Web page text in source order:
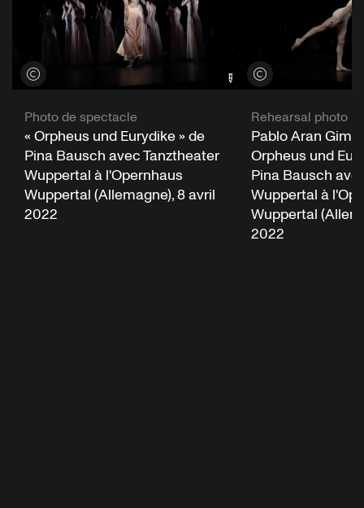
Voir les crédits
Photo de spectacle
« Orpheus und Eurydike » de
Pina Bausch avec Tanztheater
Wuppertal à l'Opernhaus
Wuppertal (Allemagne), 8 avril
2022
Voir les crédits
Rehearsal photo
Pablo Aran
Orpheus und
Pina Bausch
Wuppertal à
Wuppertal
2022